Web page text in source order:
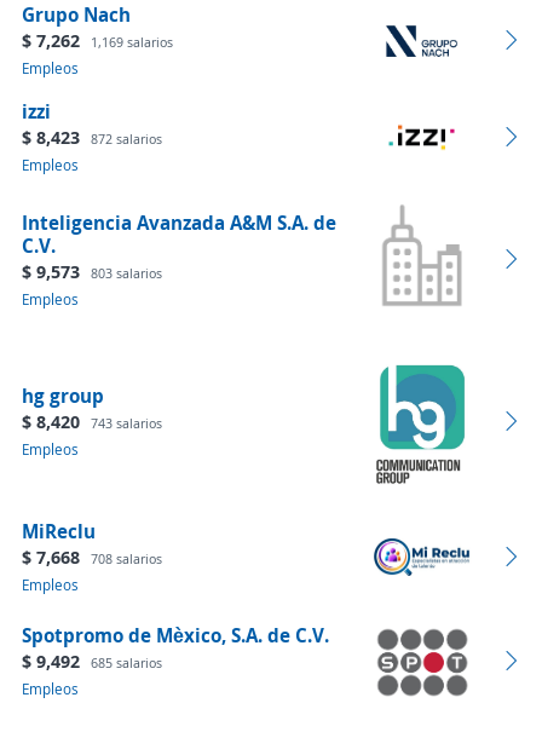
Grupo Nach
$ 7,262 1,169 salarios
Empleos
izzi
$ 8,423 872 salarios
Empleos
Inteligencia Avanzada A&M S.A. de
C.V.
$ 9,573 803 salarios
Empleos
hg group
$ 8,420 743 salarios
Empleos
MiReclu
$ 7,668 708 salarios
Empleos
Spotpromo de Mèxico, S.A. de C.V.
$ 9,492 685 salarios
Empleos